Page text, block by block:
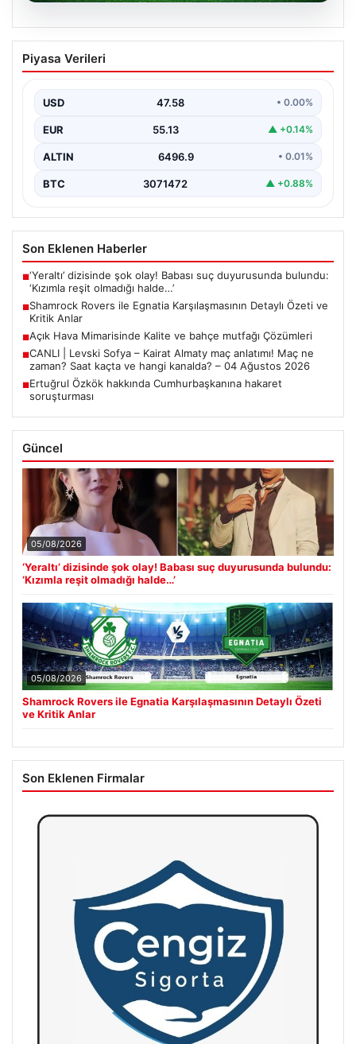
Shamrock Rovers ile Egnatia
Karşılaşmasının Detaylı Özeti ve Kritik
İrlanda temsilcisi Shamrock Rovers, Avrupa kupaları
bir…
Piyasa Verileri
USD 47.58 • 0.00%
EUR 55.13 ▲ +0.14%
ALTIN 6496.9 • 0.01%
BTC 3071472 ▲ +0.88%
Son Eklenen Haberler
■‘Yeraltı’ dizisinde şok olay! Babası suç duyurusunda bulundu:
‘Kızımla reşit olmadığı halde…’
■Shamrock Rovers ile Egnatia Karşılaşmasının Detaylı Özeti ve
Kritik Anlar
■Açık Hava Mimarisinde Kalite ve bahçe mutfağı Çözümleri
■CANLI | Levski Sofya – Kairat Almaty maç anlatımı! Maç ne
zaman? Saat kaçta ve hangi kanalda? – 04 Ağustos 2026
■Ertuğrul Özkök hakkında Cumhurbaşkanına hakaret
soruşturması
Güncel
05/08/2026
‘Yeraltı’ dizisinde şok olay! Babası suç duyurusunda bulundu:
‘Kızımla reşit olmadığı halde…’
05/08/2026
Shamrock Rovers ile Egnatia Karşılaşmasının Detaylı Özeti
ve Kritik Anlar
Son Eklenen Firmalar